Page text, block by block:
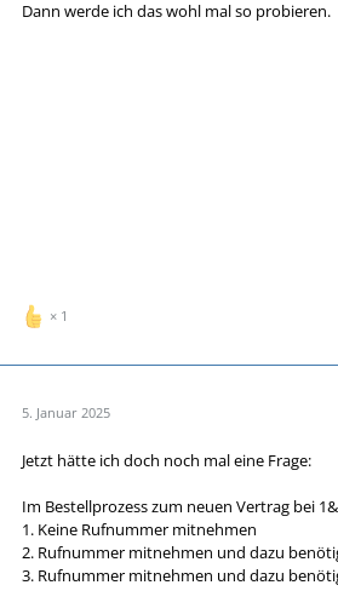
Dann werde ich das wohl mal so probieren.
1
5. Januar 2025
Jetzt hätte ich doch noch mal eine Frage:
Im Bestellprozess zum neuen Vertrag bei
1. Keine Rufnummer mitnehmen
2. Rufnummer mitnehmen und dazu
3. Rufnummer mitnehmen und dazu